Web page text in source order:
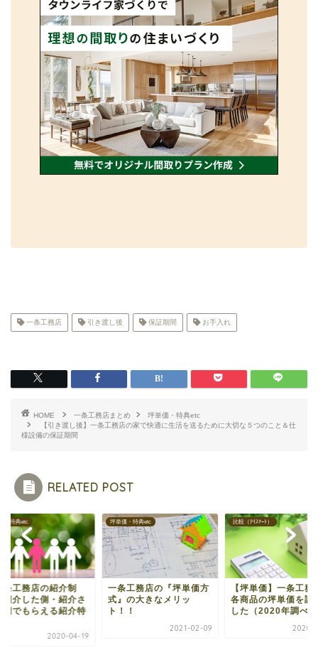
一条工務店 引き渡し後 保証期間 お手入れ
HOME 一条工務店まとめ
坪単価・特典etc
【引き渡し後】一条工務店の家で快適に生活を送るために大切な５つのこと＆仕
様設備の保証期間
RELATED POST
・特典etc
条工務店の紹介制
紹介した側・紹介さ
側でもらえる紹介特
2020-04-19
坪単価・特典etc
一条工務店の『坪単価方
式』の大きなメリッ
ト！！
2021-02-09
比較（ｱｲｽﾏｰﾄ）
【坪単価】一条工務
各商品の坪単価を調
した（2020年調べ
2020-